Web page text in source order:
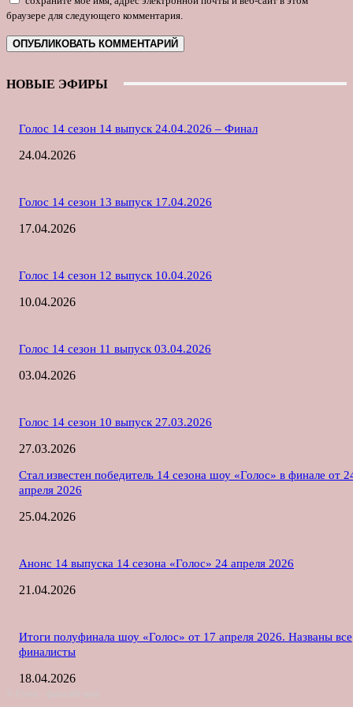
браузере для следующего комментария.
НОВЫЕ ЭФИРЫ
Голос 14 сезон 14 выпуск 24.04.2026 – Финал
24.04.2026
Голос 14 сезон 13 выпуск 17.04.2026
17.04.2026
Голос 14 сезон 12 выпуск 10.04.2026
10.04.2026
Голос 14 сезон 11 выпуск 03.04.2026
03.04.2026
Голос 14 сезон 10 выпуск 27.03.2026
27.03.2026
Стал известен победитель 14 сезона шоу «Голос» в финале от
апреля 2026
25.04.2026
Анонс 14 выпуска 14 сезона «Голос» 24 апреля 2026
21.04.2026
Итоги полуфинала шоу «Голос» от 17 апреля 2026. Названы все
финалисты
18.04.2026